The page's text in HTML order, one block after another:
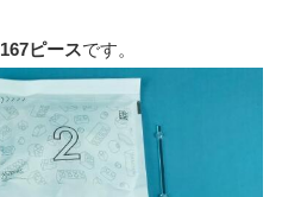
167ピースです。